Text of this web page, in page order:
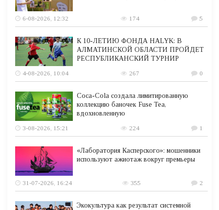
6-08-2026, 12:32 174 5
К 10-ЛЕТИЮ ФОНДА HALYK: В
АЛМАТИНСКОЙ ОБЛАСТИ ПРОЙДЕТ
РЕСПУБЛИКАНСКИЙ ТУРНИР
4-08-2026, 10:04
267 0
Coca-Cola создала лимитированную
коллекцию баночек Fuse Tea,
вдохновленную
3-08-2026, 15:21
224 1
«Лаборатория Касперского»: мошенники
используют ажиотаж вокруг премьеры
31-07-2026, 16:24 355 2
Экокультура как результат системной